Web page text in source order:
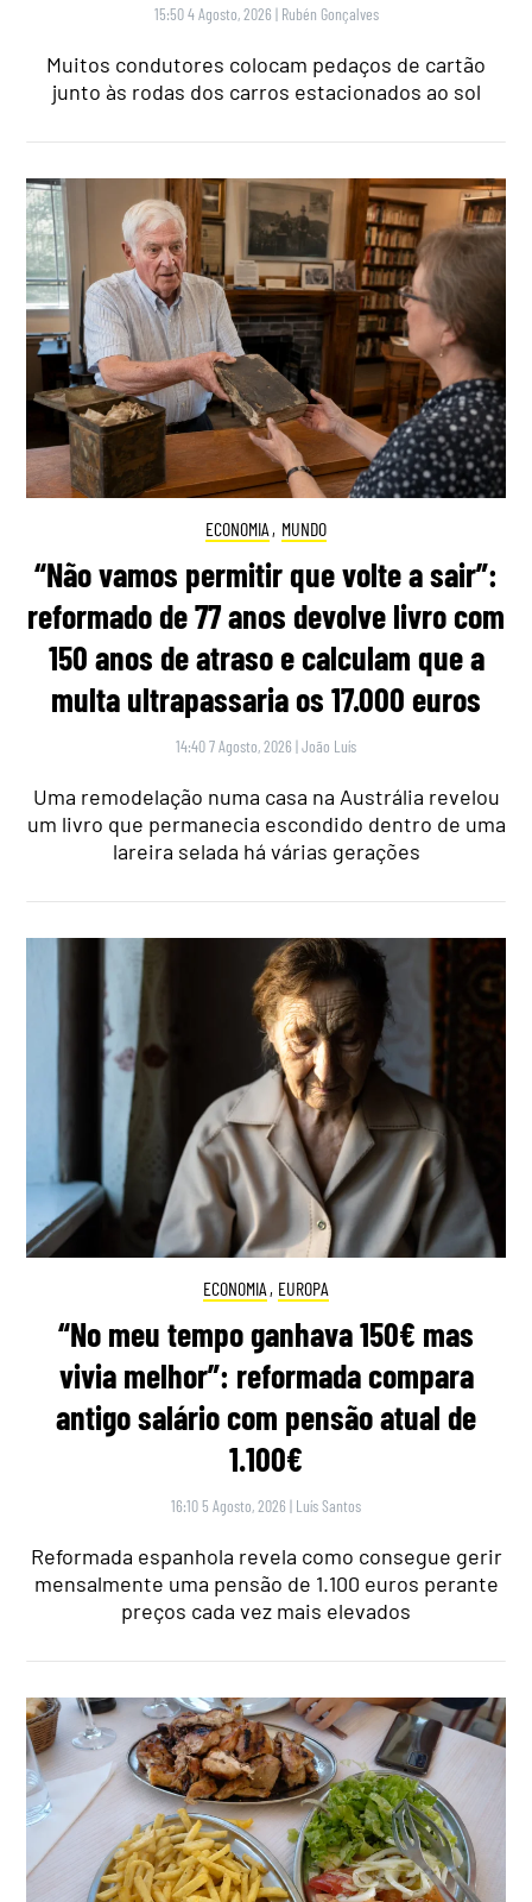
15:50 4 Agosto, 2026 | Rubén Gonçalves
Muitos condutores colocam pedaços de cartão
junto às rodas dos carros estacionados ao sol
ECONOMIA , MUNDO
“Não vamos permitir que volte a sair”:
reformado de 77 anos devolve livro com
150 anos de atraso e calculam que a
multa ultrapassaria os 17.000 euros
14:40 7 Agosto, 2026 |João Luís
Uma remodelação numa casa na Austrália revelou
um livro que permanecia escondido dentro de uma
lareira selada há várias gerações
ECONOMIA , EUROPA
“No meu tempo ganhava 150€ mas
vivia melhor”: reformada compara
antigo salário com pensão atual de
1.100€
16:10 5 Agosto, 2026 | Luís Santos
Reformada espanhola revela como consegue gerir
mensalmente uma pensão de 1.100 euros perante
preços cada vez mais elevados